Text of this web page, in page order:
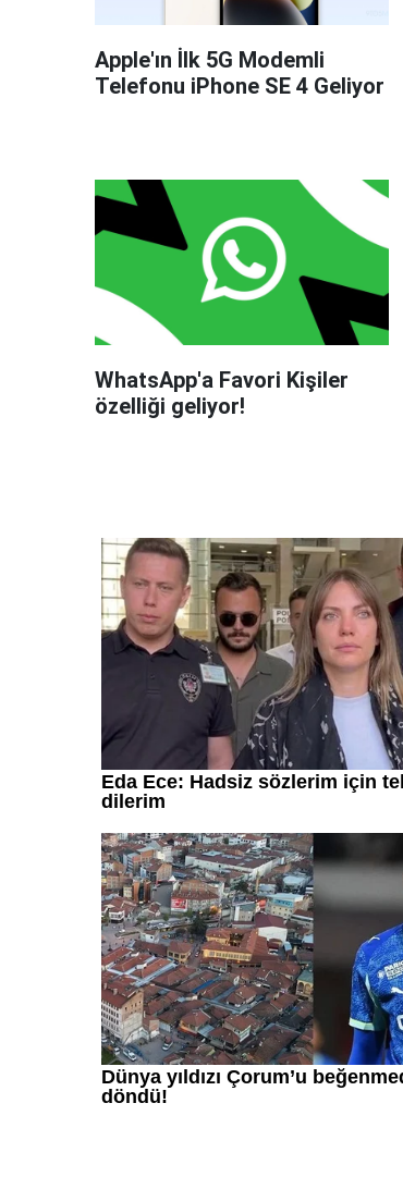
Apple'ın İlk 5G Modemli
Telefonu iPhone SE 4 Geliyor
WhatsApp'a Favori Kişiler
özelliği geliyor!